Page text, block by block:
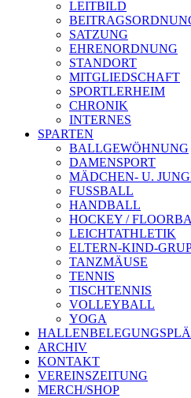
LEITBILD
SATZUNG
EHRENORDNUNG
STANDORT
MITGLIEDSCHAFT
SPORTLERHEIM
CHRONIK
INTERNES
SPARTEN
BALLGEWÖHNUNG
DAMENSPORT
MÄDCHEN- U.
FUSSBALL
HANDBALL
HOCKEY /
LEICHTATHLETIK
ELTERN-KIND-
TANZMÄUSE
TENNIS
TISCHTENNIS
VOLLEYBALL
YOGA
ARCHIV
KONTAKT
VEREINSZEITUNG
MERCH/SHOP